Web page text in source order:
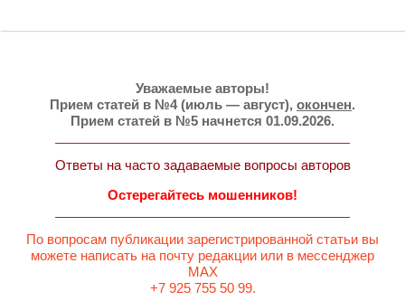
Уважаемые авторы!
Прием статей в №4 (июль — август), окончен.
Прием статей в №5 начнется 01.09.2026.
Ответы на часто задаваемые вопросы авторов
Остерегайтесь мошенников!
По вопросам публикации зарегистрированной статьи вы
можете написать на почту редакции или в мессенджер
MAX
+7 925 755 50 99.